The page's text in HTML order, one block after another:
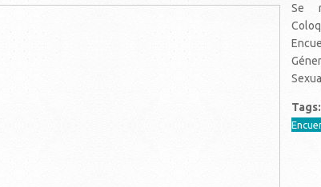
Se
Tags: